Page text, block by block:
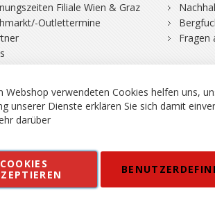
Filiale Wien & Graz
Outlettermine
Fragen
Kontakt AGB
in EUR, Angebot solange Vorrat reicht.
Webshop verwendeten Cookies helfen uns,
unserer Dienste erklären Sie sich damit
darüber
COOKIES